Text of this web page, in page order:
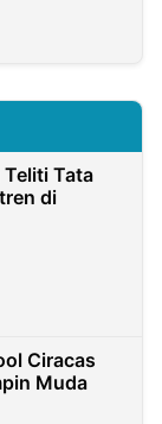
Teliti Tata
di
Ciracas
Muda